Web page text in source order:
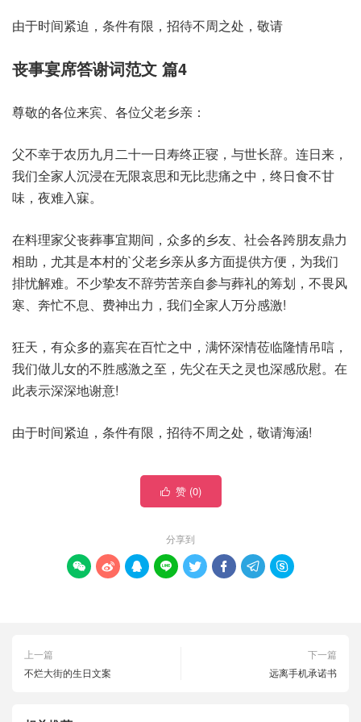
由于时间紧迫，条件有限，招待不周之处，敬请
丧事宴席答谢词范文 篇4
尊敬的各位来宾、各位父老乡亲：
父不幸于农历九月二十一日寿终正寝，与世长辞。连日来，
我们全家人沉浸在无限哀思和无比悲痛之中，终日食不甘
味，夜难入寐。
在料理家父丧葬事宜期间，众多的乡友、社会各跨朋友鼎力
相助，尤其是本村的`父老乡亲从多方面提供方便，为我们
排忧解难。不少挚友不辞劳苦亲自参与葬礼的筹划，不畏风
寒、奔忙不息、费神出力，我们全家人万分感激!
狂天，有众多的嘉宾在百忙之中，满怀深情莅临隆情吊唁，
我们做儿女的不胜感激之至，先父在天之灵也深感欣慰。在
此表示深深地谢意!
由于时间紧迫，条件有限，招待不周之处，敬请海涵!
 赞 (0)
分享到
       
上一篇
不烂大街的生日文案
下一篇
远离手机承诺书